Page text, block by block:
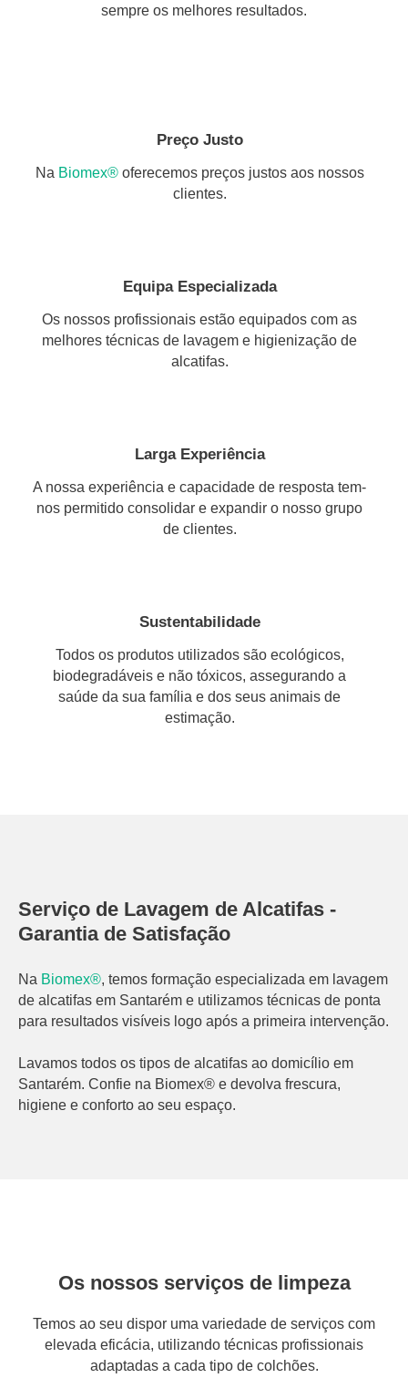
sempre os melhores resultados.
Preço Justo
Na Biomex®oferecemos preços justos aos nossos
clientes.
Equipa Especializada
Os nossos profissionais estão equipados com as
melhores técnicas de lavagem e higienização de
alcatifas.
Larga Experiência
A nossa experiência e capacidade de resposta tem-
nos permitido consolidar e expandir o nosso grupo
de clientes.
Sustentabilidade
Todos os produtos utilizados são ecológicos,
biodegradáveis e não tóxicos, assegurando a
saúde da sua família e dos seus animais de
estimação.
Serviço de Lavagem de Alcatifas -
Garantia de Satisfação
Na Biomex®, temos formação especializada em lavagem
de alcatifas em Santarém e utilizamos técnicas de ponta
para resultados visíveis logo após a primeira intervenção.
Lavamos todos os tipos de alcatifas ao domicílio em
Santarém. Confie na Biomex® e devolva frescura,
higiene e conforto ao seu espaço.
Os nossos serviços de limpeza
Temos ao seu dispor uma variedade de serviços com
elevada eficácia, utilizando técnicas profissionais
adaptadas a cada tipo de colchões.